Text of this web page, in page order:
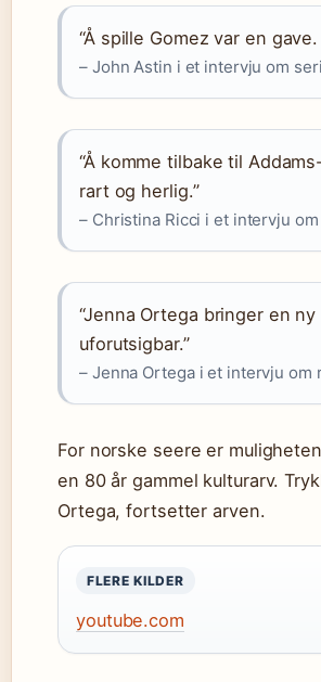
“Å spille Gomez var en
– John Astin i et intervju om
“Å komme tilbake til
rart og herlig.”
– Christina Ricci i et intervju
“Jenna Ortega bringer en
uforutsigbar.”
– Jenna Ortega i et intervju om
For norske seere er
en 80 år gammel kulturarv.
Ortega, fortsetter arven.
FLERE KILDER
youtube.com